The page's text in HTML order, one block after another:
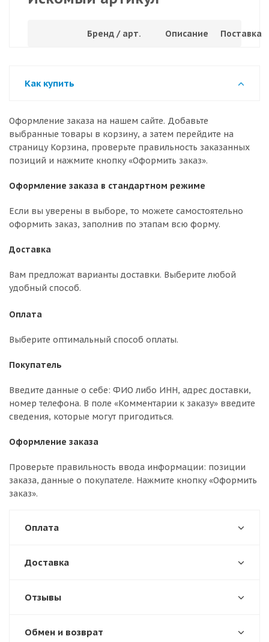
Бренд / арт. Описание Поставка
Как купить
Оформление заказа на нашем сайте. Добавьте
выбранные товары в корзину, а затем перейдите на
страницу Корзина, проверьте правильность заказанных
позиций и нажмите кнопку «Оформить заказ».
Оформление заказа в стандартном режиме
Если вы уверены в выборе, то можете самостоятельно
оформить заказ, заполнив по этапам всю форму.
Доставка
Вам предложат варианты доставки. Выберите любой
удобный способ.
Оплата
Выберите оптимальный способ оплаты.
Покупатель
Введите данные о себе: ФИО либо ИНН, адрес доставки,
номер телефона. В поле «Комментарии к заказу» введите
сведения, которые могут пригодиться.
Оформление заказа
Проверьте правильность ввода информации: позиции
заказа, данные о покупателе. Нажмите кнопку «Оформить
заказ».
Оплата
Доставка
Отзывы
Обмен и возврат